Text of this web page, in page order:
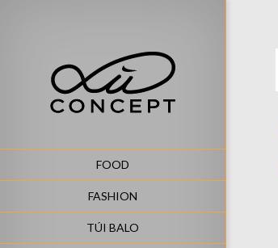
FOOD
FASHION
TÚI BALO